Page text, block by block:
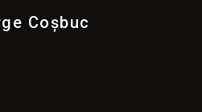
Coșbuc